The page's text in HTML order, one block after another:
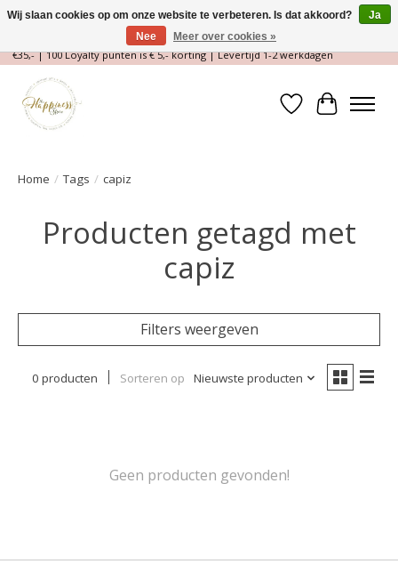
Magische Conceptstore, Edelstenen & Spirituele winkel | Gratis verzending >
€35,- | 100 Loyalty punten is € 5,- korting | Levertijd 1-2 werkdagen
Verlanglijst
Home / Tags / capiz
Producten getagd met
capiz
Filters weergeven
0 producten Sorteren op Nieuwste producten
Geen producten gevonden!
Wij slaan cookies op om onze website te verbeteren. Is dat akkoord?
Ja
Nee
Meer over cookies »